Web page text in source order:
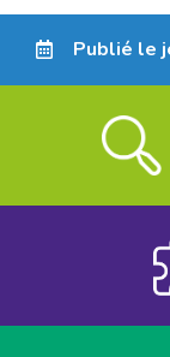
Publié le